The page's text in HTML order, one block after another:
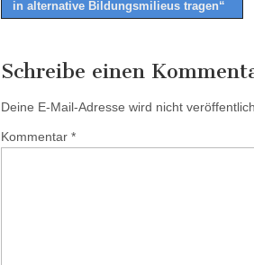
in alternative Bildungsmilieus tragen“
Schreibe einen
Deine E-Mail-Adresse wird nicht
Kommentar *